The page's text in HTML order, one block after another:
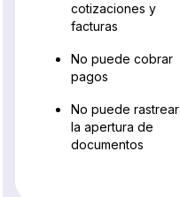
cotizaciones y
facturas
No puede cobrar
pagos
No puede rastrear
la apertura de
documentos